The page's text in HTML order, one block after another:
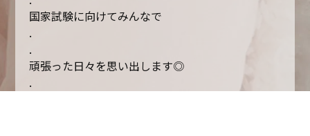
国家試験に向けてみんなで
.
.
頑張った日々を思い出します◎
.